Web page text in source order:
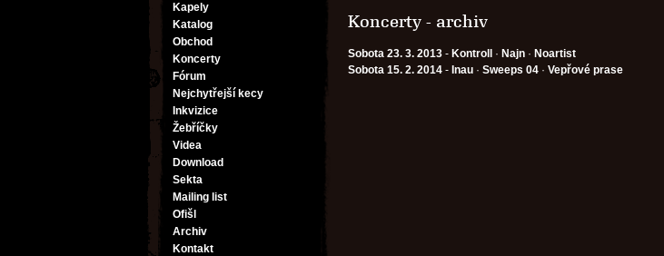
Kapely
Katalog
Obchod
Koncerty
Fórum
Nejchytřejší kecy
Inkvizice
Žebříčky
Videa
Download
Sekta
Mailing list
Ofišl
Archiv
Kontakt
Koncerty - archiv
Sobota 23. 3. 2013 - Kontroll · Najn · Noartist
Sobota 15. 2. 2014 - Inau · Sweeps 04 · Vepřové prase